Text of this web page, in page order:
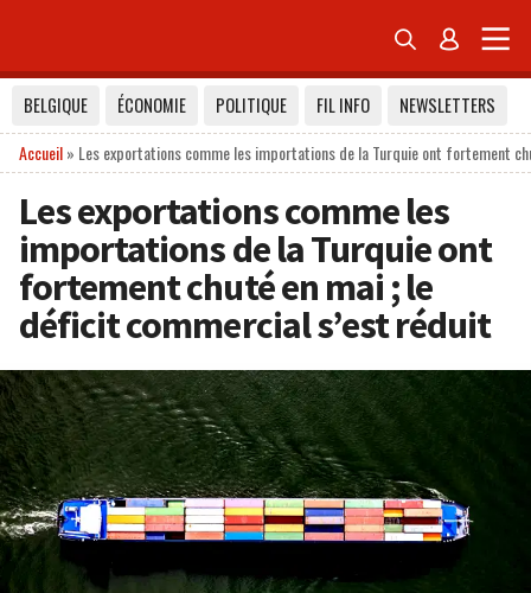
 
BELGIQUE ÉCONOMIE POLITIQUE FIL INFO
NEWSLETTERS
Accueil» Les exportations comme les importations de la Turquie ont fortement
Les exportations comme les
importations de la Turquie ont
fortement chuté en mai ; le
déficit commercial s’est réduit